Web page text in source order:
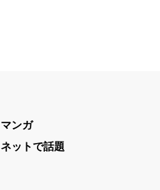
マンガ
ネットで話題